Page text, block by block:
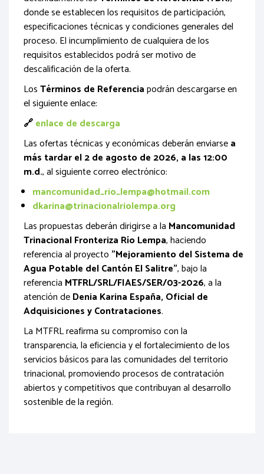
donde se establecen los requisitos de participación,
especificaciones técnicas y condiciones generales del
proceso. El incumplimiento de cualquiera de los
requisitos establecidos podrá ser motivo de
descalificación de la oferta.
LosTérminos de Referenciapodrán descargarse en
el siguiente enlace:
🔗enlace de descarga
Las ofertas técnicas y económicas deberán enviarsea
más tardar el 2 de agosto de 2026, a las 12:00
m.d., al siguiente correo electrónico:
mancomunidad_rio_lempa@hotmail.com
dkarina@trinacionalriolempa.org
Las propuestas deberán dirigirse a la Mancomunidad
Trinacional Fronteriza Río Lempa, haciendo
referencia al proyecto "Mejoramiento del Sistema de
Agua Potable del Cantón El Salitre", bajo la
referencia MTFRL/SRL/FIAES/SER/03-2026, a la
atención deDenia Karina España, Oficial de
Adquisiciones y Contrataciones.
La MTFRL reafirma su compromiso con la
transparencia, la eficiencia y el fortalecimiento de los
servicios básicos para las comunidades del territorio
trinacional, promoviendo procesos de contratación
abiertos y competitivos que contribuyan al desarrollo
sostenible de la región.